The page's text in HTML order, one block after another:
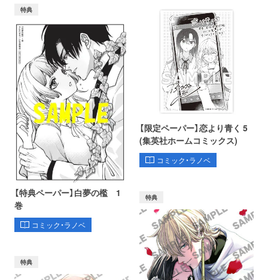
特典
【特典ペーパー】白夢の檻 1
巻
コミック・ラノベ
【限定ペーパー】恋より青く 5
(集英社ホームコミックス)
コミック・ラノベ
特典
特典